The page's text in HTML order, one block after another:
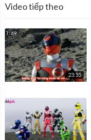
Video tiếp theo
23:55